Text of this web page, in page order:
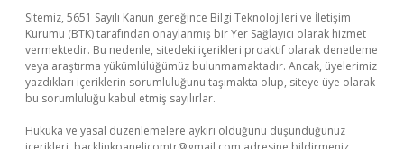
Sitemiz, 5651 Sayılı Kanun gereğince Bilgi Teknolojileri ve İletişim
Kurumu (BTK) tarafından onaylanmış bir Yer Sağlayıcı olarak hizmet
vermektedir. Bu nedenle, sitedeki içerikleri proaktif olarak denetleme
veya araştırma yükümlülüğümüz bulunmamaktadır. Ancak, üyelerimiz
yazdıkları içeriklerin sorumluluğunu taşımakta olup, siteye üye olarak
bu sorumluluğu kabul etmiş sayılırlar.
Hukuka ve yasal düzenlemelere aykırı olduğunu düşündüğünüz